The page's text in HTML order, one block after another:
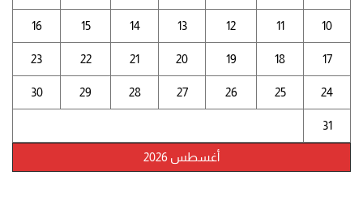
أغسطس 2026
10
11
12
13
14
15
16
17
18
19
20
21
22
23
24
25
26
27
28
29
30
31